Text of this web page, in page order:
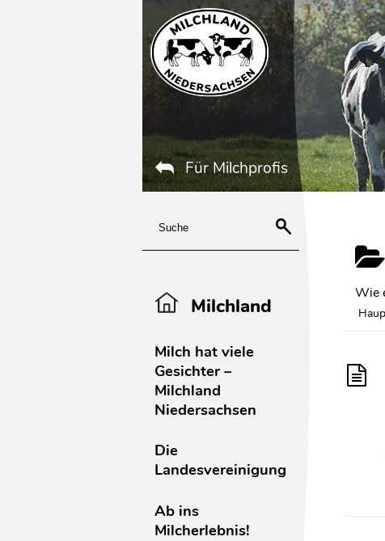
Für Milchprofis
Milchland
Milch hat viele
Gesichter –
Milchland
Niedersachsen
Die
Landesvereinigung
Ab ins
Milcherlebnis!
Wie